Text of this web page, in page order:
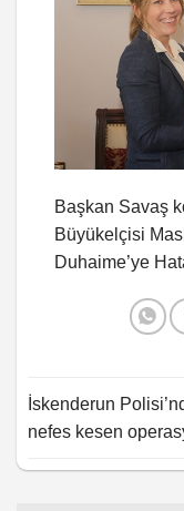
Başkan Savaş
Büyükelçisi
Duhaime’ye
İskenderun
nefes kesen